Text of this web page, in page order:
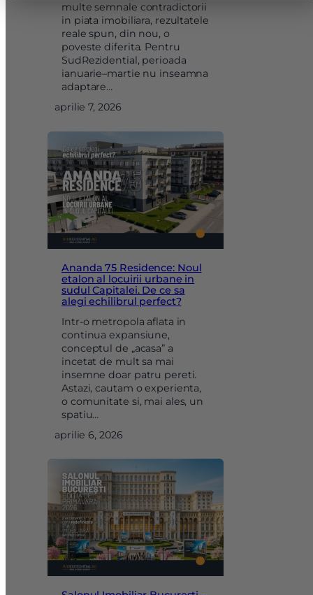
multe semnale contradictorii
in piata imobiliara, rezultatele
reale spun, din nou, o
poveste diferita. Pentru
SudRezidential, perioada
ianuarie–martie nu inseamna
adaptare…
aprilie 7, 2026
Ananda 75 Residence: Noul
etalon al locuirii urbane in
sudul Capitalei. De ce sa
alegi echilibrul perfect?
Intr-o metropola aflata in
continua expansiune,
conceptul de „acasa” a
incetat de mult sa mai
insemne doar patru pereti.
Astazi, cautam o experienta,
o comunitate si, mai ales, un
spatiu…
aprilie 6, 2026
Sunt de acord cuprelucrarea datelor cu caracter personal